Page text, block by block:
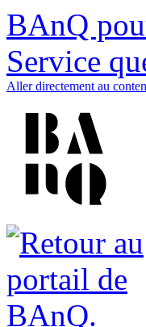
BAnQ
Service
Aller directement au